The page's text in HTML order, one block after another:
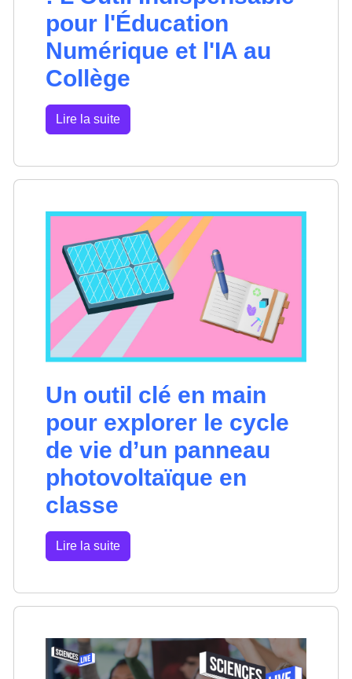
pour l'Éducation
Numérique et l'IA au
Collège
Lire la suite
Un outil clé en main
pour explorer le cycle
de vie d’un panneau
photovoltaïque en
classe
Lire la suite